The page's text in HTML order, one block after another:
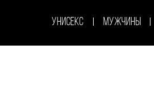
МУЖЧИНЫ ЖЕНЩИНЫ
УНИСЕКС МУЖЧИНЫ ЖЕНЩИНЫ